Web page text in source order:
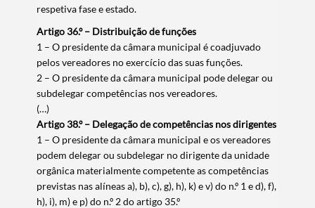
respetiva fase e estado.
Artigo 36.º – Distribuição de funções
1 – O presidente da câmara municipal é coadjuvado
pelos vereadores no exercício das suas funções.
2 – O presidente da câmara municipal pode delegar ou
subdelegar competências nos vereadores.
(…)
Artigo 38.º – Delegação de competências nos dirigentes
1 – O presidente da câmara municipal e os vereadores
podem delegar ou subdelegar no dirigente da unidade
orgânica materialmente competente as competências
previstas nas alíneas a), b), c), g), h), k) e v) do n.º 1 e d), f),
h), i), m) e p) do n.º 2 do artigo 35.º